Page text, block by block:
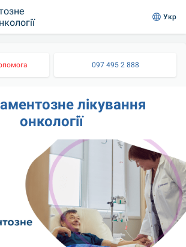
Укр
097 495 2 888
лікування
онкології